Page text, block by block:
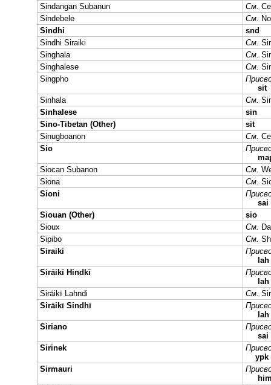
Sindangan Subanun
См.
Sindebele
См.
Sindhi
snd
Sindhi Siraiki
См.
Singhala
См.
Singhalese
См.
Singpho
sit
Sinhala
См.
Sinhalese
sin
Sino-Tibetan (Other)
sit
Sinugboanon
См.
Sio
Siocan Subanon
См.
Siona
См.
Sioni
sai
Siouan (Other)
sio
Sioux
См.
Sipibo
См.
Siraiki
lah
Sirāikī Hindkī
lah
Sirāikī Lahndi
См.
Sirāikī Sindhī
lah
Siriano
sai
Sirinek
ypk
Sirmauri